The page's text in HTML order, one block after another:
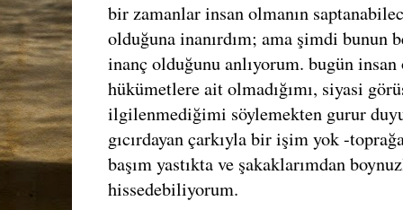
bir zamanlar insan olmanın
olduğuna inanırdım; ama şimdi bunun
inanç olduğunu anlıyorum. bugün insan
hükümetlere ait olmadığımı, siyasi
ilgilenmediğimi söylemekten gurur
gıcırdayan çarkıyla bir işim yok -
başım yastıkta ve şakaklarımdan
hissedebiliyorum.